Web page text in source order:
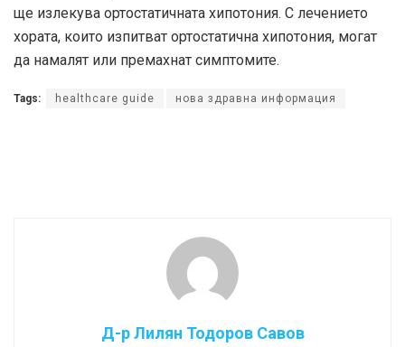
ще излекува ортостатичната хипотония. С лечението
хората, които изпитват ортостатична хипотония, могат
да намалят или премахнат симптомите.
Tags: healthcare guide нова здравна информация
Д-р Лилян Тодоров Савов